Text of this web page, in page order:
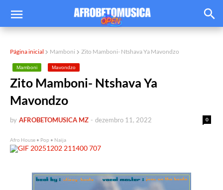
Página inicial Mamboni Zito Mamboni- Ntshava Ya Mavondzo
Mamboni Mavondzo
Zito Mamboni- Ntshava Ya
Mavondzo
by AFROBETOMUSICA MZ 0
- dezembro 11, 2022
Afro House • Pop • Naija